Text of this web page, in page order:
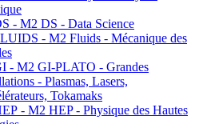
- M2 DS - Data Science
- M2 Fluids - Mécanique des
- M2 GI-PLATO - Grandes
- Plasmas, Lasers,
Tokamaks
- M2 HEP - Physique des Hautes